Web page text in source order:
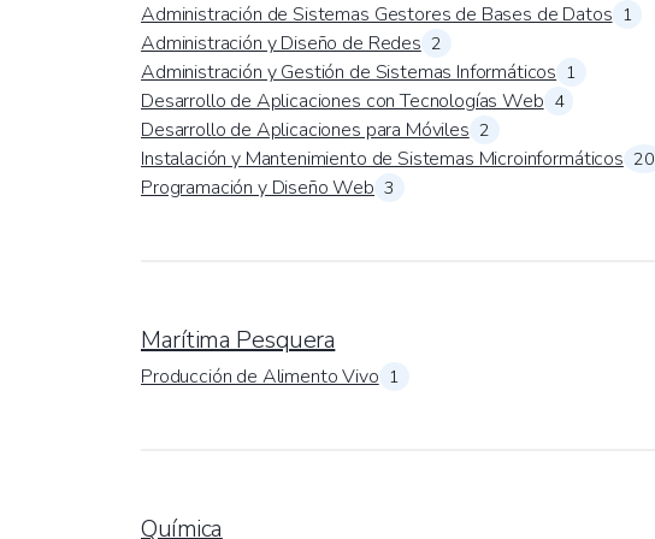
Administración de Sistemas Gestores de Bases de Datos 1
Administración y Diseño de Redes 2
Administración y Gestión de Sistemas Informáticos 1
Desarrollo de Aplicaciones con Tecnologías Web 4
Desarrollo de Aplicaciones para Móviles 2
Instalación y Mantenimiento de Sistemas Microinformáticos 20
Programación y Diseño Web 3
Marítima Pesquera
Producción de Alimento Vivo 1
Química